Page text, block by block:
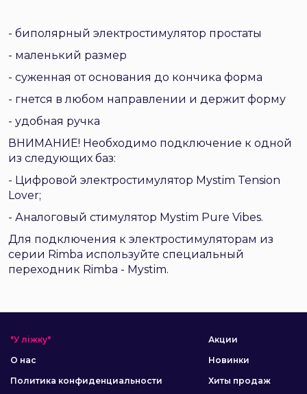
- биполярный электростимулятор простаты
- маленький размер
- суженная от основания до кончика форма
- гнется в любом направлении и держит форму
- удобная ручка
ВНИМАНИЕ! Необходимо подключение к одной
из следующих баз:
- Цифровой электростимулятор Mystim Tension
Lover;
- Аналоговый стимулятор Mystim Pure Vibes.
Для подключения к электростимуляторам из
серии Rimba используйте специальный
переходник Rimba - Mystim.
"У ліжку"
О нас
Политика конфиденциальности
Акции
Новинки
Хиты продаж